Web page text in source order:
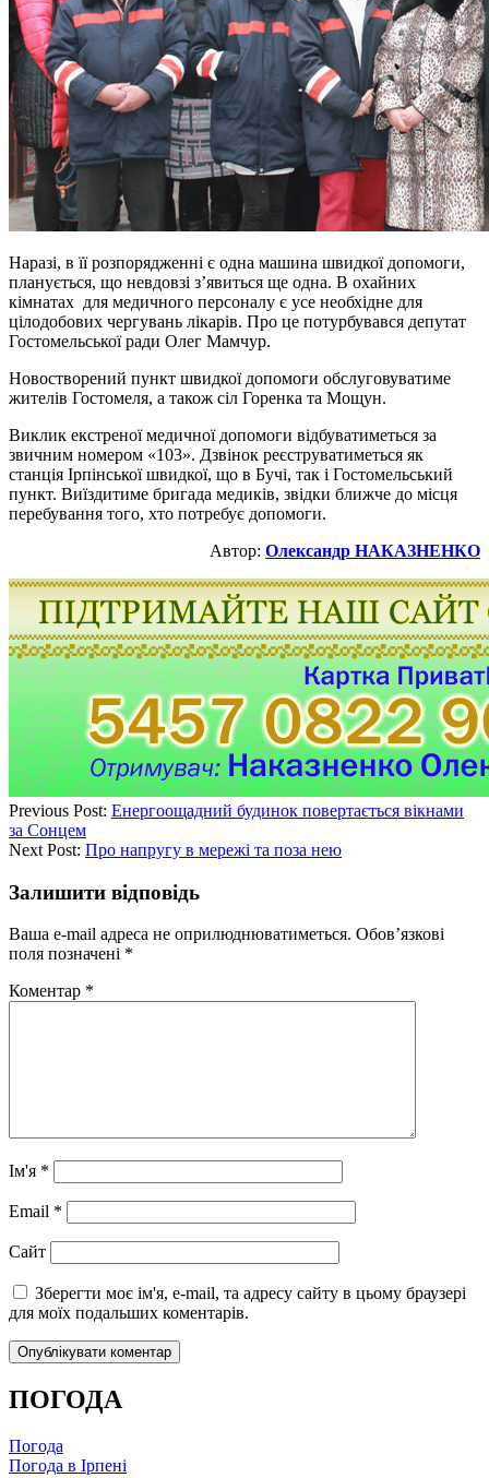
Наразі, в її розпорядженні є одна машина швидкої допомоги,
планується, що невдовзі з’явиться ще одна. В охайних
кімнатах для медичного персоналу є усе необхідне для
цілодобових чергувань лікарів. Про це потурбувався депутат
Гостомельської ради Олег Мамчур.
Новостворений пункт швидкої допомоги обслуговуватиме
жителів Гостомеля, а також сіл Горенка та Мощун.
Виклик екстреної медичної допомоги відбуватиметься за
звичним номером «103». Дзвінок реєструватиметься як
станція Ірпінської швидкої, що в Бучі, так і Гостомельський
пункт. Виїздитиме бригада медиків, звідки ближче до місця
перебування того, хто потребує допомоги.
Автор: Олександр НАКАЗНЕНКО
Previous Post: Енергоощадний будинок повертається вікнами
за Сонцем
Next Post: Про напругу в мережі та поза нею
Залишити відповідь
Ваша e-mail адреса не оприлюднюватиметься. Обов’язкові
поля позначені *
Коментар *
Ім'я *
Email *
Сайт
Зберегти моє ім'я, e-mail, та адресу сайту в цьому браузері
для моїх подальших коментарів.
ПОГОДА
Погода
Погода в Ірпені